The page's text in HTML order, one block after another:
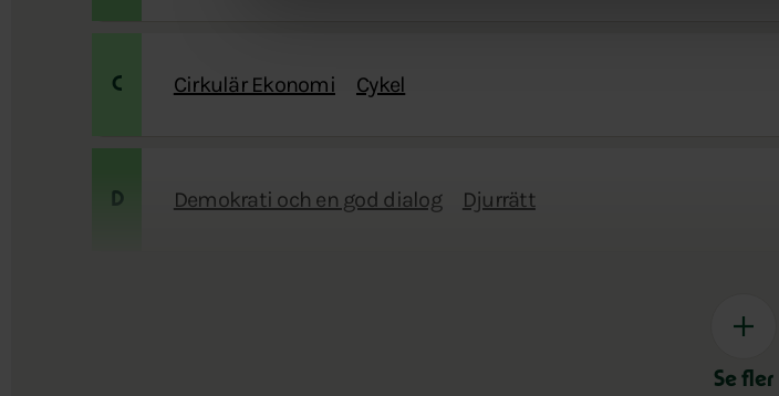
C Cirkulär Ekonomi Cykel
D Demokrati och en god dialog Djurrätt
Se fler